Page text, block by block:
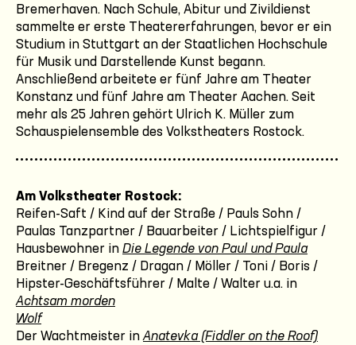
Bremerhaven. Nach Schule, Abitur und Zivildienst
sammelte er erste Theatererfahrungen, bevor er ein
Studium in Stuttgart an der Staatlichen Hochschule
für Musik und Darstellende Kunst begann.
Anschließend arbeitete er fünf Jahre am Theater
Konstanz und fünf Jahre am Theater Aachen. Seit
mehr als 25 Jahren gehört Ulrich K. Müller zum
Schauspielensemble des Volkstheaters Rostock.
Am Volkstheater Rostock:
Reifen-Saft / Kind auf der Straße / Pauls Sohn /
Paulas Tanzpartner / Bauarbeiter / Lichtspielfigur /
Hausbewohner in Die Legende von Paul und Paula
Breitner / Bregenz / Dragan / Möller / Toni / Boris /
Hipster-Geschäftsführer / Malte / Walter u.a. in
Achtsam morden
Wolf
Der Wachtmeister in Anatevka (Fiddler on the Roof)